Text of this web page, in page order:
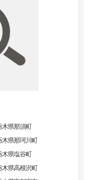
木県那須町
木県那珂川町
木県塩谷町
木県高根沢町